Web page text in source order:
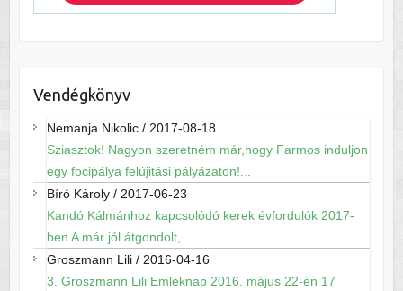
Vendégkönyv
Nemanja Nikolic/ 2017-08-18
Sziasztok! Nagyon szeretném már,hogy Farmos induljon
egy focipálya felújitási pályázaton!...
Bíró Károly/ 2017-06-23
Kandó Kálmánhoz kapcsolódó kerek évfordulók 2017-
ben A már jól átgondolt,...
Groszmann Lili/ 2016-04-16
3. Groszmann Lili Emléknap 2016. május 22-én 17